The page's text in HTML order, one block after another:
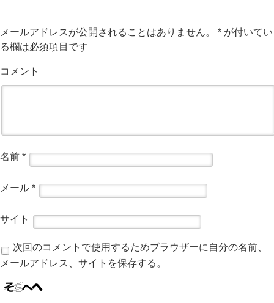
メールアドレスが公開されることはありません。 * が付いてい
る欄は必須項目です
コメント
名前 *
メール *
サイト
次回のコメントで使用するためブラウザーに自分の名前、
メールアドレス、サイトを保存する。